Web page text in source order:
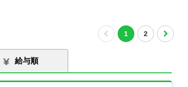
1 2
給与順